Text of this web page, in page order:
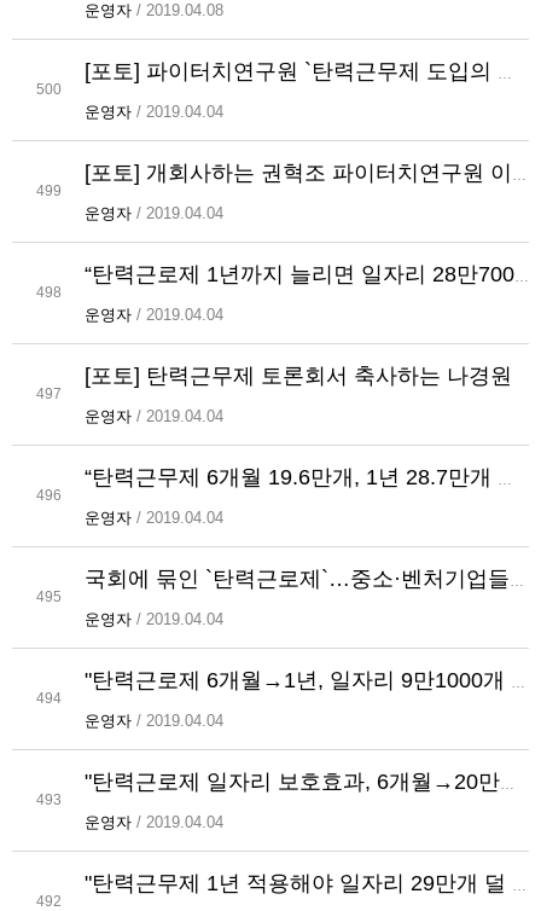
운영자 / 2019.04.08
500
[포토] 파이터치연구원 `탄력근무제 도입의 경제적 효과` 토론회 기념촬영
운영자 / 2019.04.04
499
[포토] 개회사하는 권혁조 파이터치연구원 이사장
운영자 / 2019.04.04
498
“탄력근로제 1년까지 늘리면 일자리 28만7000개 지킨다”
운영자 / 2019.04.04
497
[포토] 탄력근무제 토론회서 축사하는 나경원
운영자 / 2019.04.04
496
“탄력근무제 6개월 19.6만개, 1년 28.7만개 일자리 보호”
운영자 / 2019.04.04
495
국회에 묶인 `탄력근로제`…중소·벤처기업들 `발동동`
운영자 / 2019.04.04
494
"탄력근로제 6개월→1년, 일자리 9만1000개 감소 막는다"
운영자 / 2019.04.04
493
"탄력근로제 일자리 보호효과, 6개월→20만개, 1년→29만개"
운영자 / 2019.04.04
492
"탄력근무제 1년 적용해야 일자리 29만개 덜 줄어....주52시간 부작용 최소화"